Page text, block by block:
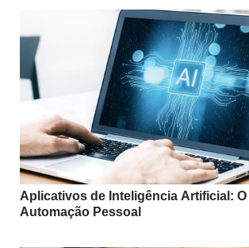
Aplicativos de Inteligência Artificial:
Automação Pessoal